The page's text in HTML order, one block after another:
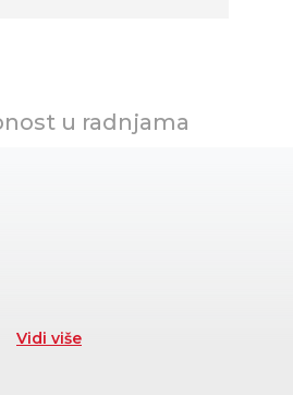
u radnjama
Vidi više